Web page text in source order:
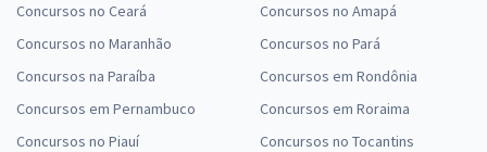
Concursos no Ceará
Concursos no Maranhão
Concursos na Paraíba
Concursos em Pernambuco
Concursos no Piauí
Concursos no Amapá
Concursos no Pará
Concursos em Rondônia
Concursos em Roraima
Concursos no Tocantins